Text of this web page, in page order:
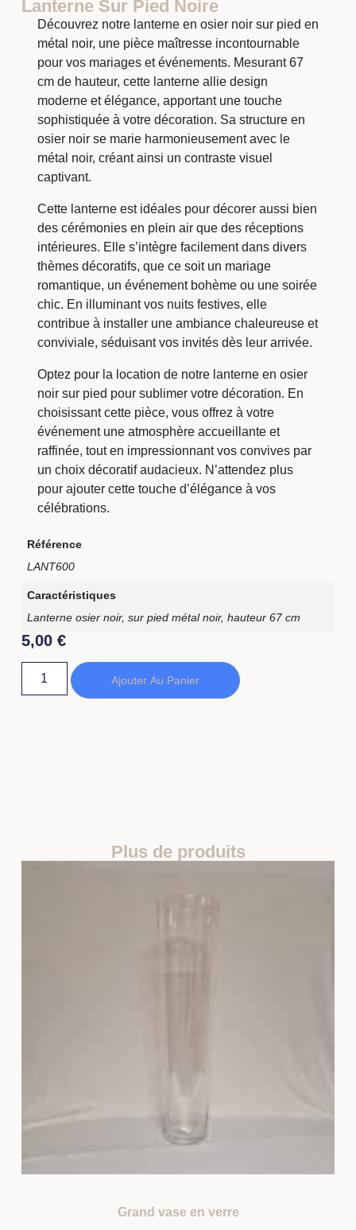
Lanterne Sur Pied Noire
Découvrez notre lanterne en osier noir sur pied en
métal noir, une pièce maîtresse incontournable
pour vos mariages et événements. Mesurant 67
cm de hauteur, cette lanterne allie design
moderne et élégance, apportant une touche
sophistiquée à votre décoration. Sa structure en
osier noir se marie harmonieusement avec le
métal noir, créant ainsi un contraste visuel
captivant.
Cette lanterne est idéales pour décorer aussi bien
des cérémonies en plein air que des réceptions
intérieures. Elle s’intègre facilement dans divers
thèmes décoratifs, que ce soit un mariage
romantique, un événement bohème ou une soirée
chic. En illuminant vos nuits festives, elle
contribue à installer une ambiance chaleureuse et
conviviale, séduisant vos invités dès leur arrivée.
Optez pour la location de notre lanterne en osier
noir sur pied pour sublimer votre décoration. En
choisissant cette pièce, vous offrez à votre
événement une atmosphère accueillante et
raffinée, tout en impressionnant vos convives par
un choix décoratif audacieux. N’attendez plus
pour ajouter cette touche d’élégance à vos
célébrations.
Référence
LANT600
Caractéristiques
Lanterne osier noir, sur pied métal noir, hauteur 67 cm
5,00 €
Ajouter Au Panier
Plus de produits
Grand vase en verre